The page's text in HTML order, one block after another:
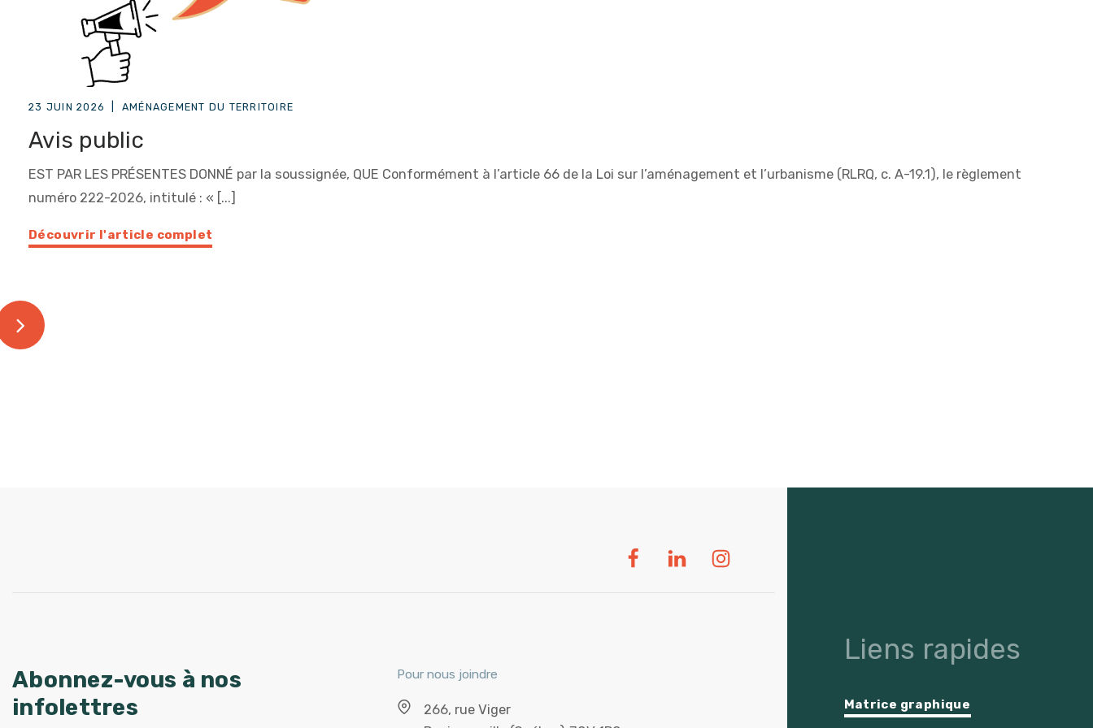
23 JUIN 2026 AMÉNAGEMENT DU TERRITOIRE
Avis public
EST PAR LES PRÉSENTES DONNÉ par la soussignée, QUE Conformément à l’article 66 de la Loi sur l’aménagement et l’urbanisme (RLRQ, c. A-19.1), le règlement
numéro 222-2026, intitulé : « [...]
Découvrir l'article complet
Abonnez-vous à nos
infolettres
Pour nous joindre
266, rue Viger
Liens rapides
Matrice graphique